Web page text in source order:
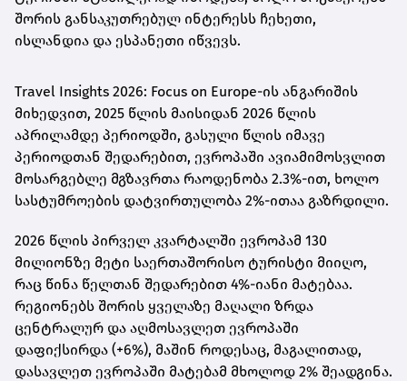
შორის განსაკუთრებულ ინტერესს ჩეხეთი,
ისლანდია და ესპანეთი იწვევს.
Travel Insights 2026: Focus on Europe-ის ანგარიშის
მიხედვით, 2025 წლის მაისიდან 2026 წლის
აპრილამდე პერიოდში, გასული წლის იმავე
პერიოდთან შედარებით, ევროპაში ავიამიმოსვლით
მოსარგებლე მგზავრთა რაოდენობა 2.3%-ით, ხოლო
სასტუმროების დატვირთულობა 2%-ითაა გაზრდილი.
2026 წლის პირველ კვარტალში ევროპამ 130
მილიონზე მეტი საერთაშორისო ტურისტი მიიღო,
რაც წინა წელთან შედარებით 4%-იანი მატებაა.
რეგიონებს შორის ყველაზე მაღალი ზრდა
ცენტრალურ და აღმოსავლეთ ევროპაში
დაფიქსირდა (+6%), მაშინ როდესაც, მაგალითად,
დასავლეთ ევროპაში მატებამ მხოლოდ 2% შეადგინა.